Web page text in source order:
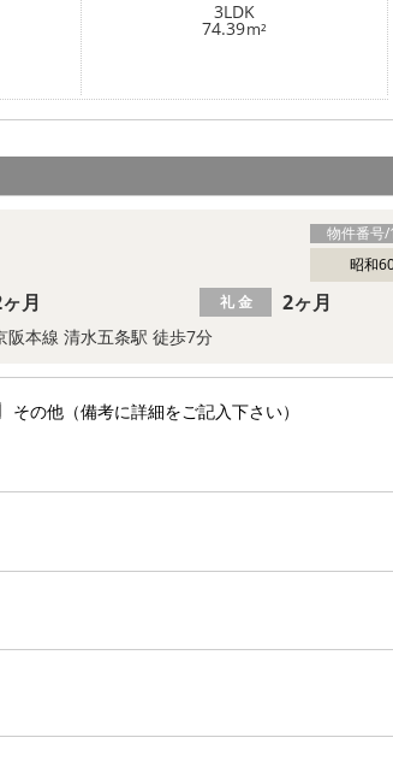
3LDK
74.39m²
物件番号/
昭和
阪本線 清水五条駅 徒歩7分
月 礼 金 2ヶ月
その他（備考に詳細をご記入下さい）